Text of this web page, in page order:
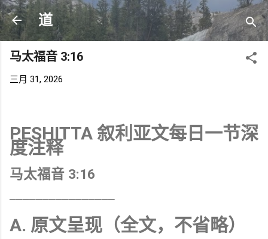
跳至主要内容
道
马太福音 3:16
三月 31, 2026
PESHITTA 叙利亚文每日一节深
度注释
马太福音 3:16
────────────────
A. 原文呈现（全文，不省略）